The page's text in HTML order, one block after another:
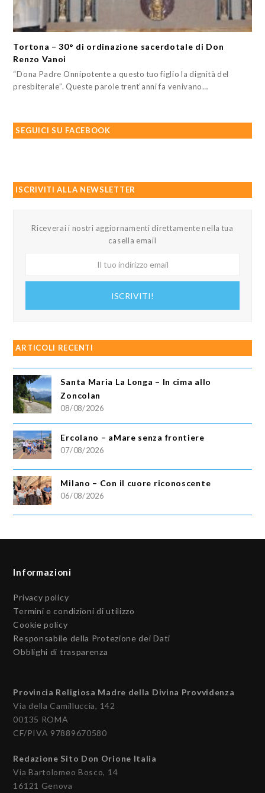
Tortona – 30° di ordinazione sacerdotale di Don
Renzo Vanoi
“Dona Padre Onnipotente a questo tuo figlio la dignità del
presbiterale”. Queste parole trent’anni fa venivano…
SEGUICI SU FACEBOOK
ISCRIVITI ALLA NEWSLETTER
Riceverai i nostri aggiornamenti direttamente nella tua
casella email
ISCRIVITI!
ARTICOLI RECENTI
Santa Maria La Longa – In cima allo
Zoncolan
08/08/2026
Ercolano – aMare senza frontiere
07/08/2026
Milano – Con il cuore riconoscente
06/08/2026
Informazioni
Privacy policy
Termini e condizioni di utilizzo
Cookie policy
Responsabile della Protezione dei Dati
Obblighi di trasparenza
Provincia Religiosa Madre della Divina Provvidenza
Via della Camilluccia, 142
00135 ROMA
CF/PIVA 97889670580
Redazione Sito Don Orione Italia
Via Bartolomeo Bosco, 14
16121 Genova